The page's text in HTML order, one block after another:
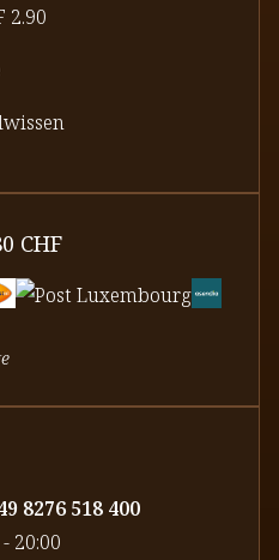
2.90
CHF
8276 518 400
20:00